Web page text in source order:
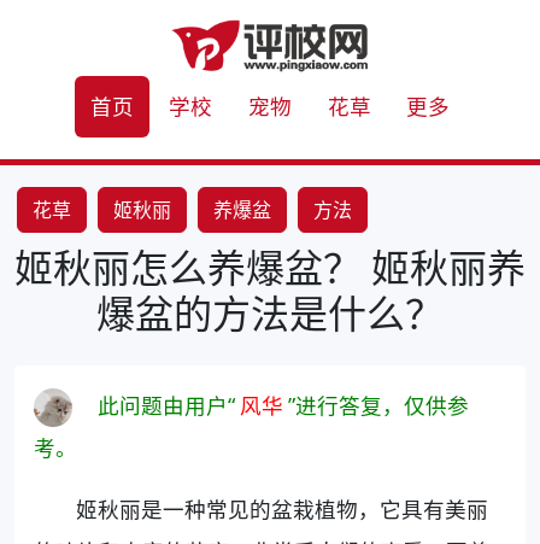
首页 学校 宠物 花草 更多
花草 姬秋丽 养爆盆 方法
姬秋丽怎么养爆盆？ 姬秋丽养
爆盆的方法是什么？
此问题由用户“ 风华 ”进行答复，仅供参
考。
姬秋丽是一种常见的盆栽植物，它具有美丽